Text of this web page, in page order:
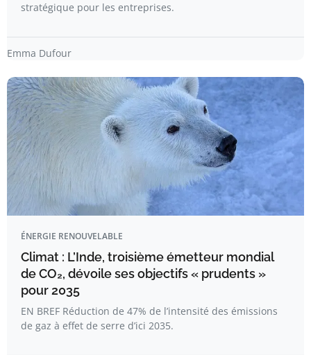
stratégique pour les entreprises.
Emma Dufour
ÉNERGIE RENOUVELABLE
Climat : L’Inde, troisième émetteur mondial
de CO₂, dévoile ses objectifs « prudents »
pour 2035
EN BREF Réduction de 47% de l’intensité des émissions
de gaz à effet de serre d’ici 2035.